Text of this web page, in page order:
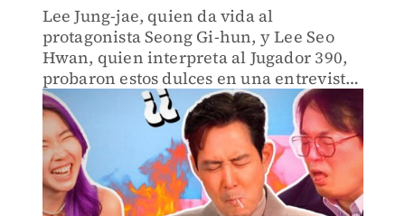
Lee Jung-jae, quien da vida al
protagonista Seong Gi-hun, y Lee Seo
Hwan, quien interpreta al Jugador 390,
probaron estos dulces en una entrevista
con Chingu Amiga.